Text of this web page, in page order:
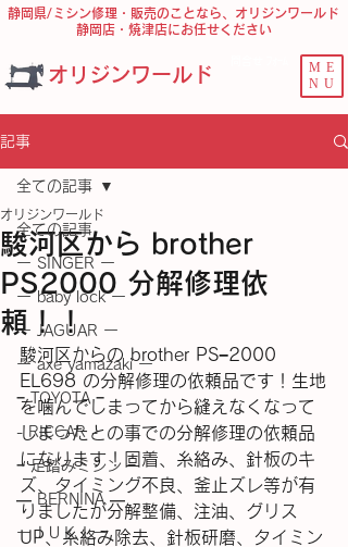
オリジンワールド
ME
NU
静岡県/ミシン修理・販売のことなら、オリジンワールド
静岡店・焼津店にお任せください
記事
全ての記事
ー SINGER ー
ー baby lock ー
ー JAGUAR ー
ー axe yamazaki ー
− TOYOTA −
- RICCAR -
− 足踏みミシン −
― BERNINA ―
ーＪＵＫＩー
全ての記事
駿河区から brother
PS2000 分解修理依
頼！！
オリジンワールド
駿河区からの brother PS−2000
EL698 の分解修理の依頼品です！生地
を噛んでしまってから縫えなくなって
しまったとの事での分解修理の依頼品
になります！固着、糸絡み、針板のキ
ズ、タイミング不良、釜止ズレ等が有
りましたが分解整備、注油、グリス
UP、糸絡み除去、針板研磨、タイミン